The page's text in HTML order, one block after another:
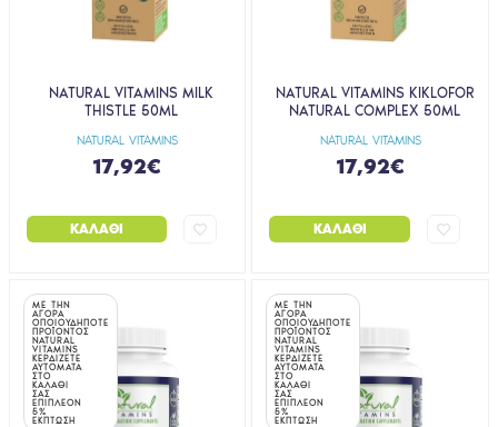
NATURAL VITAMINS
NATURAL VITAMINS MILK
THISTLE 50ML
17,92€
ΚΑΛΆΘΙ
NATURAL VITAMINS
NATURAL VITAMINS KIKLOFOR
NATURAL COMPLEX 50ML
17,92€
ΚΑΛΆΘΙ
ΜΕ ΤΗΝ
ΑΓΟΡΑ
ΟΠΟΙΟΥΔΗΠΟΤΕ
ΠΡΟΪΟΝΤΟΣ
NATURAL
VITAMINS
ΚΕΡΔΙΖΕΤΕ
ΑΥΤΟΜΑΤΑ
ΣΤΟ
ΚΑΛΑΘΙ
ΣΑΣ
ΕΠΙΠΛΕΟΝ
5%
ΕΚΠΤΩΣΗ
ΜΕ ΤΗΝ
ΑΓΟΡΑ
ΟΠΟΙΟΥΔΗΠΟΤΕ
ΠΡΟΪΟΝΤΟΣ
NATURAL
VITAMINS
ΚΕΡΔΙΖΕΤΕ
ΑΥΤΟΜΑΤΑ
ΣΤΟ
ΚΑΛΑΘΙ
ΣΑΣ
ΕΠΙΠΛΕΟΝ
5%
ΕΚΠΤΩΣΗ